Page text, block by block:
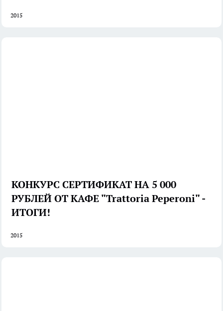
2015
КОНКУРС СЕРТИФИКАТ НА 5 000
РУБЛЕЙ ОТ КАФЕ "Trattoria Peperoni" -
ИТОГИ!
2015